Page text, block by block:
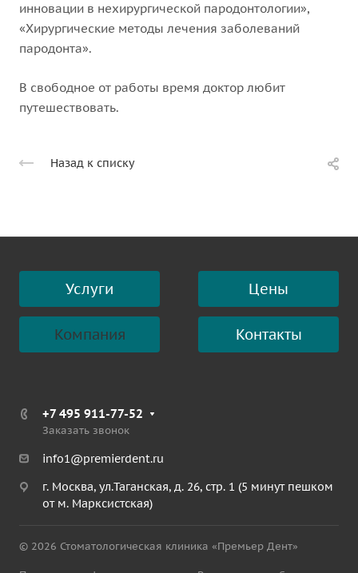
инновации в нехирургической пародонтологии»,
«Хирургические методы лечения заболеваний
пародонта».
В свободное от работы время доктор любит
путешествовать.
Назад к списку
Услуги Цены
Компания Контакты
+7 495 911-77-52
Заказать звонок
info1@premierdent.ru
г. Москва, ул.Таганская, д. 26, стр. 1 (5 минут пешком
от м. Марксистская)
© 2026 Стоматологическая клиника «Премьер Дент»